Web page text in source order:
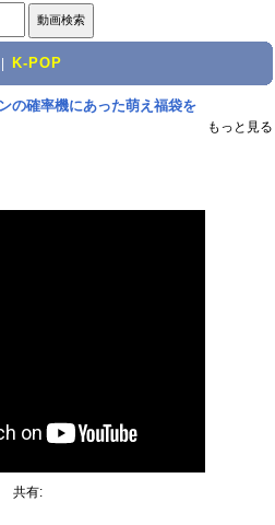
K-POP
の確率機にあった萌え福袋を
もっと見る
共有: